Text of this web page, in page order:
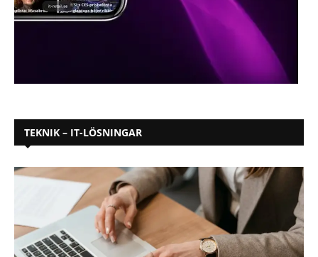
TEKNIK – IT-LÖSNINGAR